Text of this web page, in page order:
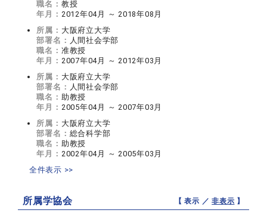
職名： 教授
年月： 2012年04月 ～ 2018年08月
所属： 大阪府立大学
部署名： 人間社会学部
職名： 准教授
年月： 2007年04月 ～ 2012年03月
所属： 大阪府立大学
部署名： 人間社会学部
職名： 助教授
年月： 2005年04月 ～ 2007年03月
所属： 大阪府立大学
部署名： 総合科学部
職名： 助教授
年月： 2002年04月 ～ 2005年03月
全件表示 >>
所属学協会 【 表示 ／非表示 】